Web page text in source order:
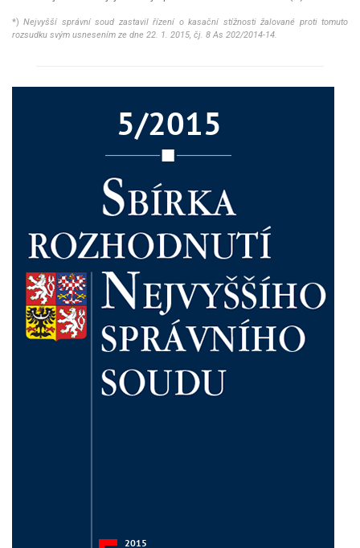
*)Nejvyšší správní soud zastavil řízení o kasační stížnosti žalované proti tomuto
rozsudku svým usnesením ze dne 22. 1. 2015, čj. 8 As 202/2014-14.